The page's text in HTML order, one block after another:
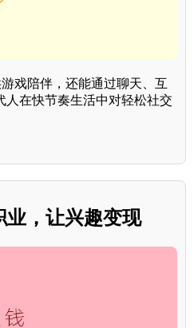
戏陪伴，还能通过聊天、互
人在快节奏生活中对轻松社交
，让兴趣变现